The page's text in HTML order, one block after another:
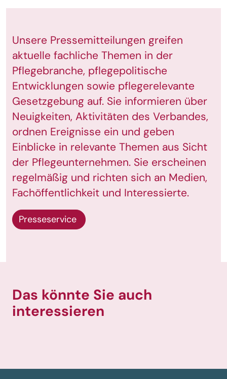
Unsere Pressemitteilungen greifen
aktuelle fachliche Themen in der
Pflegebranche, pflegepolitische
Entwicklungen sowie pflegerelevante
Gesetzgebung auf. Sie informieren über
Neuigkeiten, Aktivitäten des Verbandes,
ordnen Ereignisse ein und geben
Einblicke in relevante Themen aus Sicht
der Pflegeunternehmen. Sie erscheinen
regelmäßig und richten sich an Medien,
Fachöffentlichkeit und Interessierte.
Presseservice
Das könnte Sie auch
interessieren